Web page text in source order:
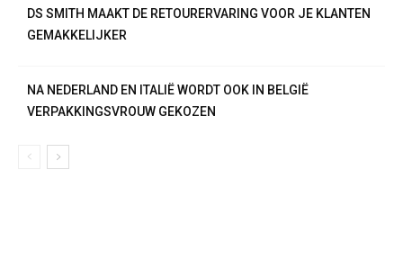
DS SMITH MAAKT DE RETOURERVARING VOOR JE KLANTEN
GEMAKKELIJKER
NA NEDERLAND EN ITALIË WORDT OOK IN BELGIË
VERPAKKINGSVROUW GEKOZEN